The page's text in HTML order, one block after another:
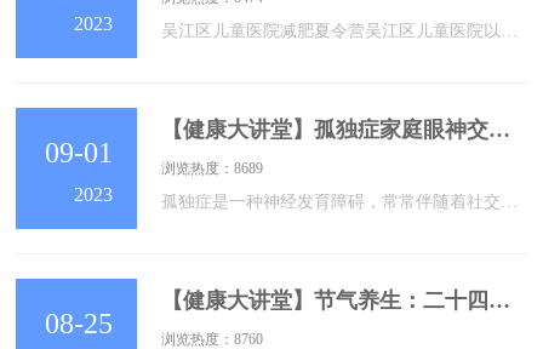
2023
09-01
2023
浏览热度：8689
【健康大讲堂】孤独症家庭眼神交流小游戏
08-25 浏览热度：8760
【健康大讲堂】节气养生：二十四节气之“处暑”